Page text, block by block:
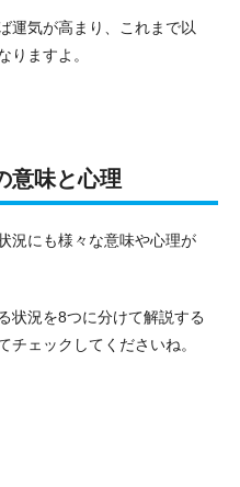
運気が高まり、これまで以
りますよ。
意味と心理
況にも様々な意味や心理が
状況を8つに分けて解説する
チェックしてくださいね。